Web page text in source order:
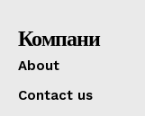
Компани
About
Contact us